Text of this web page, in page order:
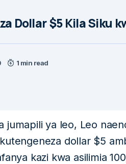
Dollar $5 Kila Siku
1 min read
jumapili ya leo, Leo
dollar $5
kazi kwa asilimia